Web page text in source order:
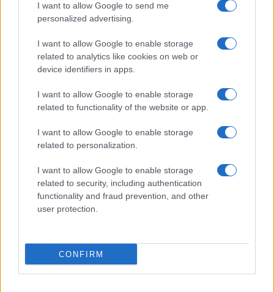
I want to allow Google to send me
personalized advertising.
I want to allow Google to enable storage
related to analytics like cookies on web or
device identifiers in apps.
I want to allow Google to enable storage
related to functionality of the website or app.
I want to allow Google to enable storage
related to personalization.
I want to allow Google to enable storage
related to security, including authentication
functionality and fraud prevention, and other
user protection.
CONFIRM
elsőszülött fia